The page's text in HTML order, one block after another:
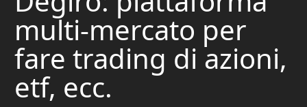
multi-mercato per
fare trading di azioni,
etf, ecc.